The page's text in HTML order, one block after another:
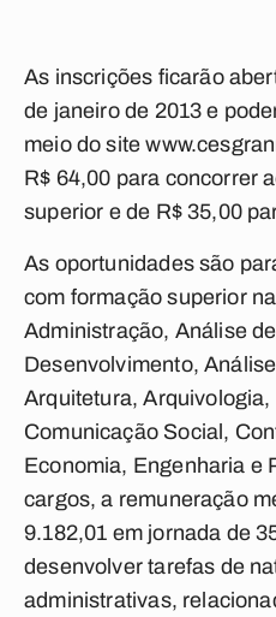
As inscrições ficarão
de janeiro de 2013 e
meio do site
R$ 64,00 para concorrer
superior e de R$ 35,00
As oportunidades são
com formação superior
Administração, Análise
Desenvolvimento,
Arquitetura,
Comunicação Social,
Economia, Engenharia e
cargos, a remuneração
9.182,01 em jornada de
desenvolver tarefas de
administrativas,